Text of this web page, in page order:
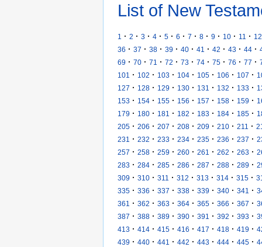
List of New
1 · 2 · 3 · 4 · 5 · 6 · 7 · 8 · 9 · 10 · 11 · 12
36 · 37 · 38 · 39 · 40 · 41 · 42 · 43 · 44 ·
69 · 70 · 71 · 72 · 73 · 74 · 75 · 76 · 77 ·
101
· 102 · 103 · 104 · 105 · 106 · 107 ·
127 · 128 · 129 · 130 · 131 · 132 · 133 ·
153 · 154 · 155 · 156 · 157 · 158 · 159 ·
179 · 180 · 181 · 182 · 183 · 184 · 185 ·
205 · 206 · 207 · 208 · 209 · 210 · 211 ·
231
· 232 · 233 · 234 · 235 · 236 · 237 ·
257 · 258 · 259 · 260 · 261 · 262 · 263 ·
283 · 284 · 285 · 286 · 287 · 288 · 289 ·
309 · 310 · 311 · 312 · 313 · 314 · 315 ·
335 · 336 · 337 · 338 · 339 · 340 · 341 ·
361
· 362 · 363 · 364 · 365 · 366 · 367 ·
387 · 388 · 389 · 390 · 391 · 392 · 393 ·
413 · 414 · 415 · 416 · 417 · 418 · 419 ·
439 · 440 · 441 · 442 · 443 · 444 · 445 ·